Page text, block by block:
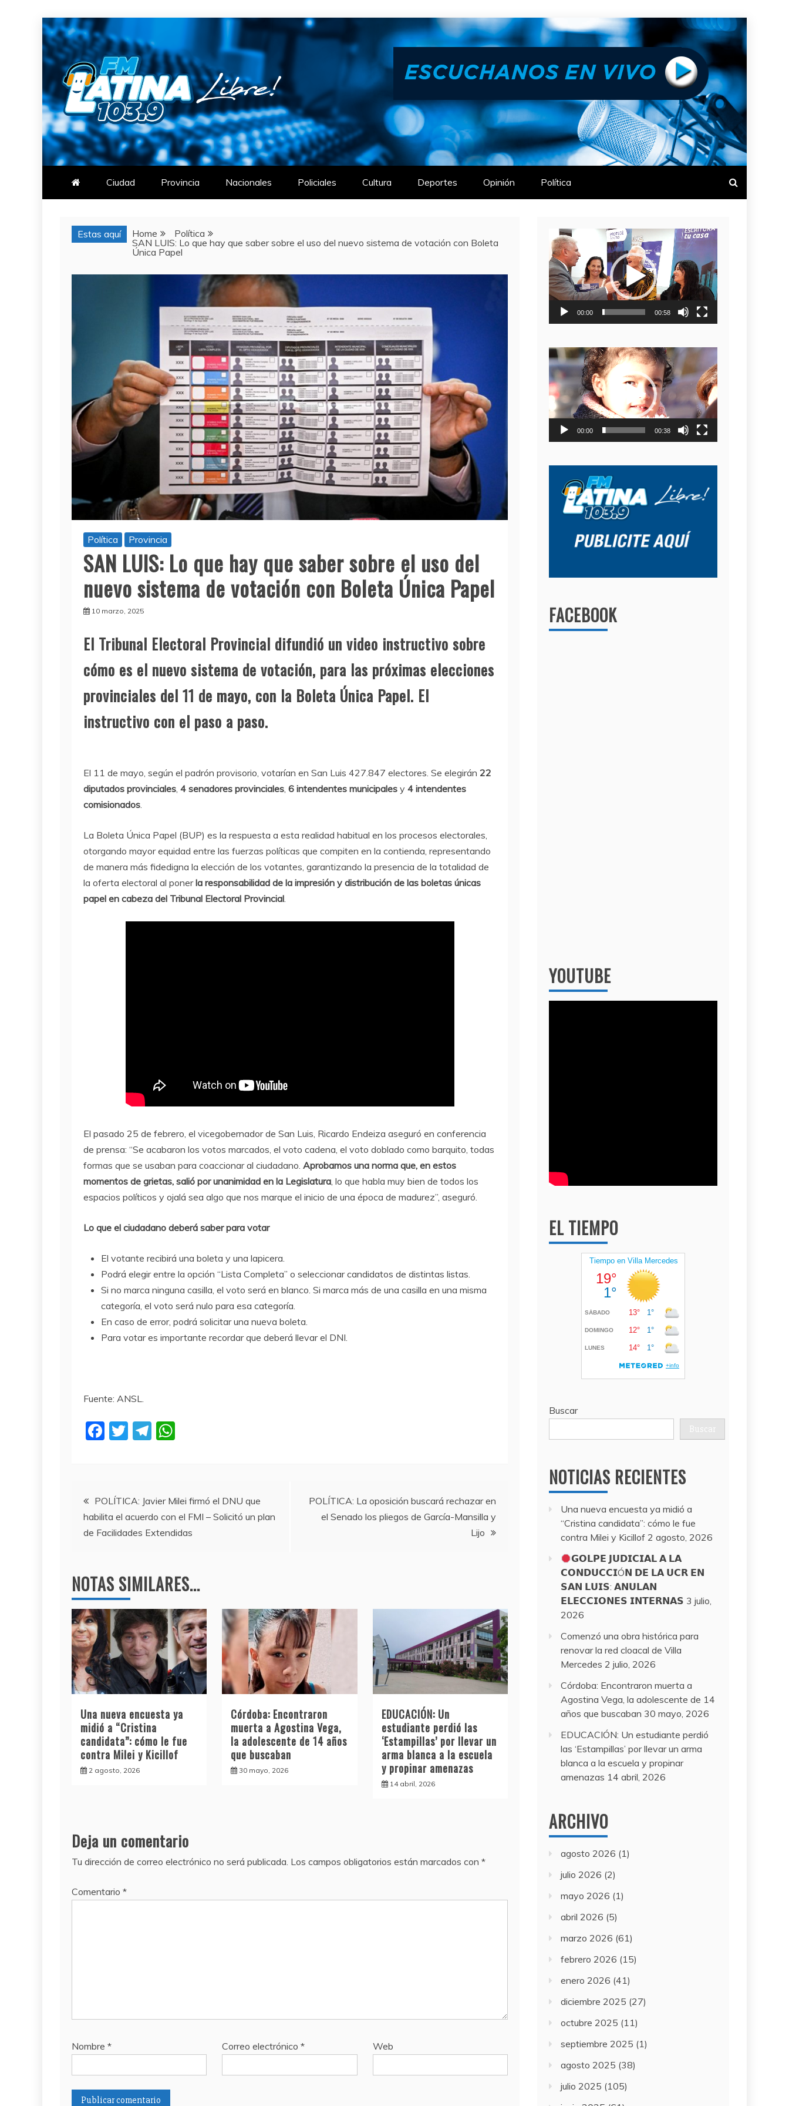
Skip
to
content
FM LATINA
NOTICIAS
Ciudad Provincia Nacionales Policiales Cultura Deportes Opinión Política
Estas aquí Home
Política
SAN LUIS: Lo que hay que saber sobre el uso del nuevo sistema de votación con Boleta
Única Papel
Política Provincia
SAN LUIS: Lo que hay que saber sobre el uso del
nuevo sistema de votación con Boleta Única Papel
10 marzo, 2025
El Tribunal Electoral Provincial difundió un video instructivo sobre
cómo es el nuevo sistema de votación, para las próximas elecciones
provinciales del 11 de mayo, con la Boleta Única Papel. El
instructivo con el paso a paso.
El 11 de mayo, según el padrón provisorio, votarían en San Luis 427.847 electores. Se elegirán 22
diputados provinciales, 4 senadores provinciales, 6 intendentes municipales y 4 intendentes
comisionados.
La Boleta Única Papel (BUP) es la respuesta a esta realidad habitual en los procesos electorales,
otorgando mayor equidad entre las fuerzas políticas que compiten en la contienda, representando
de manera más fidedigna la elección de los votantes, garantizando la presencia de la totalidad de
la oferta electoral al ponerla responsabilidad de la impresión y distribución de las boletas únicas
papel en cabeza del Tribunal Electoral Provincial.
El pasado 25 de febrero, el vicegobernador de San Luis, Ricardo Endeiza aseguró en conferencia
de prensa: “Se acabaron los votos marcados, el voto cadena, el voto doblado como barquito, todas
formas que se usaban para coaccionar al ciudadano. Aprobamos una norma que, en estos
momentos de grietas, salió por unanimidad en la Legislatura, lo que habla muy bien de todos los
espacios políticos y ojalá sea algo que nos marque el inicio de una época de madurez”, aseguró.
Lo que el ciudadano deberá saber para votar
El votante recibirá una boleta y una lapicera.
Podrá elegir entre la opción “Lista Completa” o seleccionar candidatos de distintas listas.
Si no marca ninguna casilla, el voto será en blanco. Si marca más de una casilla en una misma
categoría, el voto será nulo para esa categoría.
En caso de error, podrá solicitar una nueva boleta.
Para votar es importante recordar que deberá llevar el DNI.
Fuente: ANSL.
F
b
o
o
T
T
a
m
A
p
p
Navegación
de
POLÍTICA: Javier Milei firmó el DNU que
habilita el acuerdo con el FMI – Solicitó un plan
de Facilidades Extendidas
POLÍTICA: La oposición buscará rechazar en
el Senado los pliegos de García-Mansilla y
Lijo
NOTAS SIMILARES...
Una nueva encuesta ya
midió a “Cristina
candidata”: cómo le fue
contra Milei y Kicillof
2 agosto, 2026
Córdoba: Encontraron
muerta a Agostina Vega,
la adolescente de 14 años
que buscaban
30 mayo, 2026
EDUCACIÓN: Un
estudiante perdió las
‘Estampillas’ por llevar un
arma blanca a la escuela
y propinar amenazas
14 abril, 2026
Deja un comentario
Tu dirección de correo electrónico no será publicada. Los campos obligatorios están marcados con *
Comentario *
Nombre * Correo electrónico* Web
Reproductor
de
video
00:00 00:58
Reproductor
de
video
00:00 00:38
FACEBOOK
YOUTUBE
EL TIEMPO
Buscar
Buscar
NOTICIAS RECIENTES
Una nueva encuesta ya midió a
“Cristina candidata”: cómo le fue
contra Milei y Kicillof 2 agosto, 2026
𝗚𝗢𝗟𝗣𝗘 𝗝𝗨𝗗𝗜𝗖𝗜𝗔𝗟 𝗔 𝗟𝗔
𝗖𝗢𝗡𝗗𝗨𝗖𝗖𝗜Ó𝗡 𝗗𝗘 𝗟𝗔 𝗨𝗖𝗥 𝗘𝗡
𝗦𝗔𝗡 𝗟𝗨𝗜𝗦: 𝗔𝗡𝗨𝗟𝗔𝗡
𝗘𝗟𝗘𝗖𝗖𝗜𝗢𝗡𝗘𝗦 𝗜𝗡𝗧𝗘𝗥𝗡𝗔𝗦 3 julio,
2026
Comenzó una obra histórica para
renovar la red cloacal de Villa
Mercedes 2 julio, 2026
Córdoba: Encontraron muerta a
Agostina Vega, la adolescente de 14
años que buscaban 30 mayo, 2026
EDUCACIÓN: Un estudiante perdió
las ‘Estampillas’ por llevar un arma
blanca a la escuela y propinar
amenazas 14 abril, 2026
ARCHIVO
agosto 2026 (1)
julio 2026 (2)
mayo 2026 (1)
abril 2026 (5)
marzo 2026 (61)
febrero 2026 (15)
enero 2026 (41)
diciembre 2025 (27)
octubre 2025 (11)
septiembre 2025 (1)
agosto 2025 (38)
julio 2025 (105)